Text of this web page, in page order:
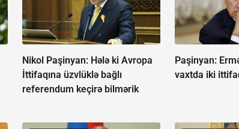
Nikol Paşinyan: Hələ ki Avropa
İttifaqına üzvlüklə bağlı
referendum keçirə bilmərik
Paşinyan:
vaxtda iki